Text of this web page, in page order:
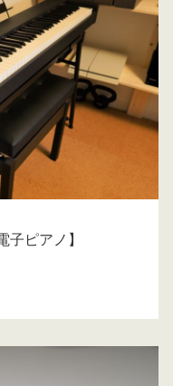
子ピアノ】